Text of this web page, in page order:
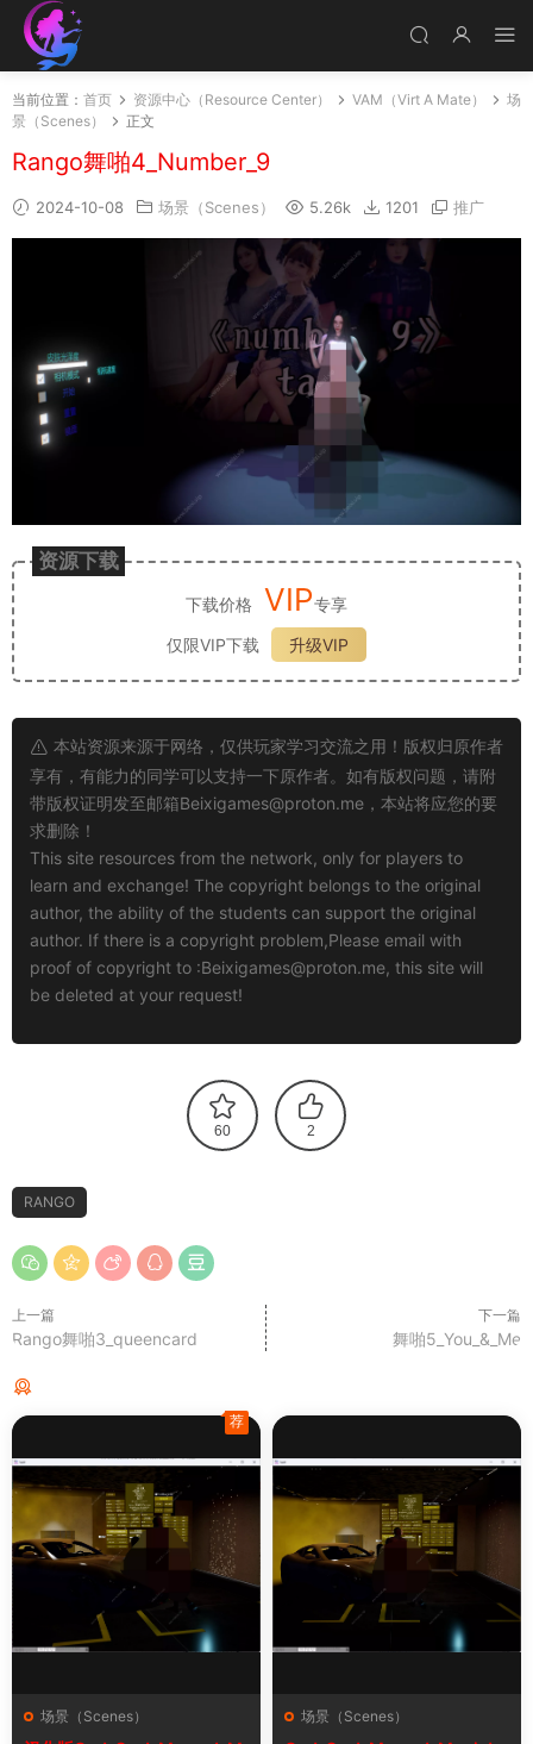
当前位置： 首页 资源中心（Resource Center） VAM（Virt A Mate）
场
景（Scenes）
正文
Rango舞啪4_Number_9
2024-10-08 场景（Scenes） 5.26k 1201 推广
资源下载
下载价格 VIP专享
仅限VIP下载
升级VIP
本站资源来源于网络，仅供玩家学习交流之用！版权归原作者
享有，有能力的同学可以支持一下原作者。如有版权问题，请附
带版权证明发至邮箱Beixigames@proton.me ，本站将应您的要
求删除！
This site resources from the network, only for players to
learn and exchange! The copyright belongs to the original
author, the ability of the students can support the original
author. If there is a copyright problem,Please email with
proof of copyright to :Beixigames@proton.me, this site will
be deleted at your request!
60 2
RANGO
上一篇
Rango舞啪3_queencard
下一篇
舞啪5_You_&_Me
场景（Scenes）
荐
场景（Scenes）